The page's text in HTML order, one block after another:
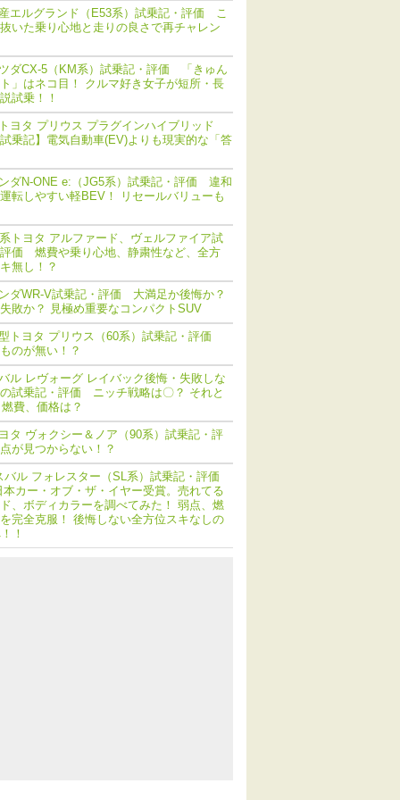
エルグランド（E53系）試乗記・評価 こ
いた乗り心地と走りの良さで再チャレン
ダCX-5（KM系）試乗記・評価 「きゅん
」はネコ目！ クルマ好き女子が短所・長
試乗！！
ヨタ プリウス プラグインハイブリッド
乗記】電気自動車(EV)よりも現実的な「答
ダN-ONE e:（JG5系）試乗記・評価 違和
転しやすい軽BEV！ リセールバリューも
トヨタ アルファード、ヴェルファイア試
価 燃費や乗り心地、静粛性など、全方
無し！？
ダWR-V試乗記・評価 大満足か後悔か？
敗か？ 見極め重要なコンパクトSUV
トヨタ プリウス（60系）試乗記・評価
のが無い！？
ル レヴォーグ レイバック後悔・失敗しな
試乗記・評価 ニッチ戦略は〇？ それと
費、価格は？
タ ヴォクシー＆ノア（90系）試乗記・評
が見つからない！？
バル フォレスター（SL系）試乗記・評価
本カー・オブ・ザ・イヤー受賞。売れてる
、ボディカラーを調べてみた！ 弱点、燃
完全克服！ 後悔しない全方位スキなしの
！